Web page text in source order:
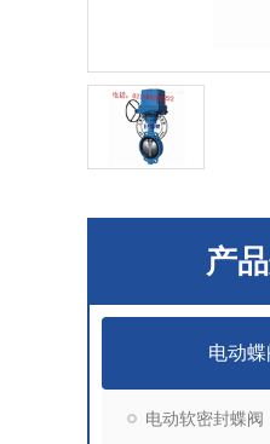
产
电动蝶
电动软密封蝶阀